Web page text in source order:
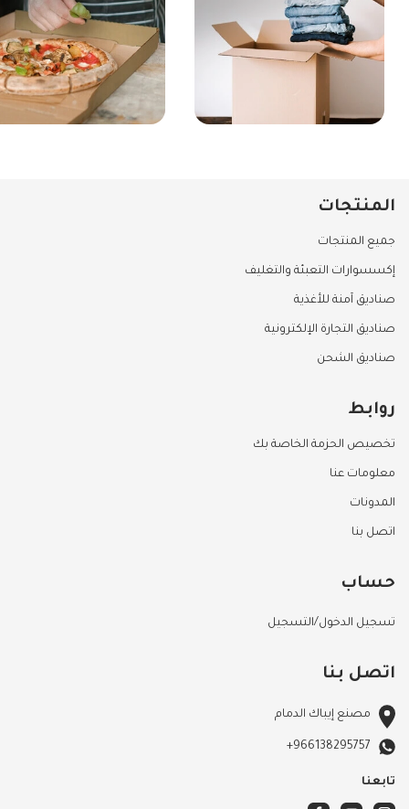
المنتجات
جميع المنتجات
إكسسوارات التعبئة والتغليف
صناديق آمنة للأغذية
صناديق التجارة الإلكترونية
صناديق الشحن
روابط
تخصيص الحزمة الخاصة بك
معلومات عنا
المدونات
اتصل بنا
حساب
تسجيل الدخول/التسجيل
اتصل بنا
مصنع إيباك الدمام
+966138295757
تابعنا